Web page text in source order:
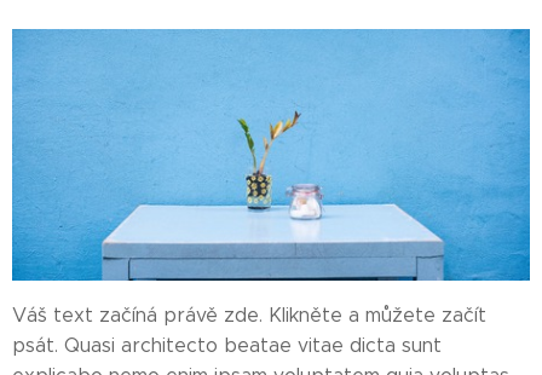
Váš text začíná právě zde. Klikněte a můžete začít
psát. Quasi architecto beatae vitae dicta sunt